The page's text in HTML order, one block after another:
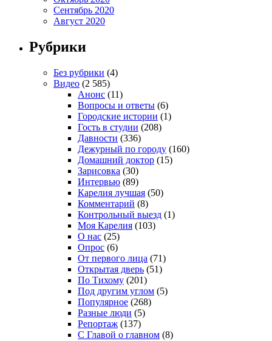
Сентябрь 2020
Август 2020
Рубрики
Без рубрики (4)
Видео (2 585)
Анонс (11)
Вопросы и ответы (6)
Городские истории (1)
Гость в студии (208)
Давности (336)
Дежурный по городу (160)
Домашний доктор (15)
Зарисовка (30)
Интервью (89)
Карелия лучшая (50)
Комментарий (8)
Контрольный выезд (1)
Моя Карелия (103)
О нас (25)
Опрос (6)
От первого лица (71)
Открытая дверь (51)
По Тихому (201)
Под другим углом (5)
Популярное (268)
Разные люди (5)
Репортаж (137)
С Главой о главном (8)